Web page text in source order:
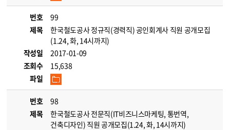
번호
99
제목
한국철도공사 정규직(경력직) 공인회계사 직원 공개모집
(1.24, 화, 14시까지)
작성일
2017-01-09
조회수
15,638
파일
번호
98
제목
한국철도공사 전문직(IT비즈니스마케팅, 통번역,
건축디자인) 직원 공개모집(1.24, 화, 14시까지)